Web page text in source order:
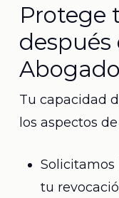
Protege
después
Tu capacidad
los aspectos
tu